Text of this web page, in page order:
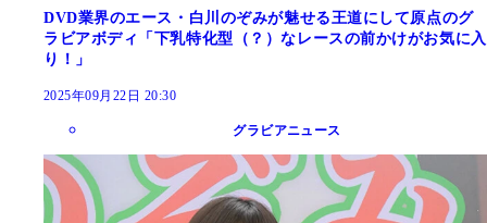
DVD業界のエース・白川のぞみが魅せる王道にして原点のグ
ラビアボディ「下乳特化型（？）なレースの前かけがお気に入
り！」
2025年09月22日 20:30
グラビアニュース